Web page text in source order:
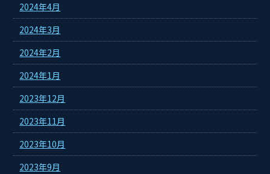
2024年4月
2024年3月
2024年2月
2024年1月
2023年12月
2023年11月
2023年10月
2023年9月